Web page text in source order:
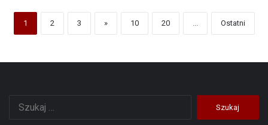
1 2 3 » 10 20 ... Ostatni